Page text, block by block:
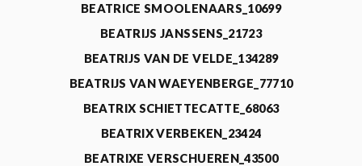
BEATRICE SMOOLENAARS_10699
BEATRIJS JANSSENS_21723
BEATRIJS VAN DE VELDE_134289
BEATRIJS VAN WAEYENBERGE_77710
BEATRIX SCHIETTECATTE_68063
BEATRIX VERBEKEN_23424
BEATRIXE VERSCHUEREN_43500